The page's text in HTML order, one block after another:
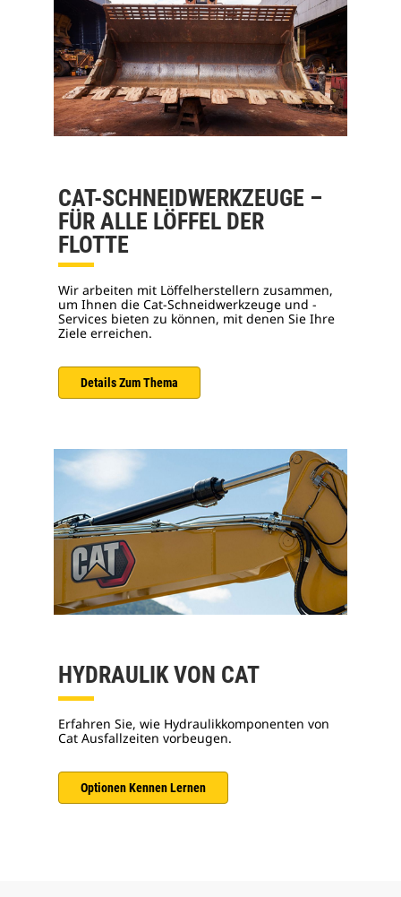
CAT-SCHNEIDWERKZEUGE –
FÜR ALLE LÖFFEL DER
FLOTTE
Wir arbeiten mit Löffelherstellern zusammen,
um Ihnen die Cat-Schneidwerkzeuge und -
Services bieten zu können, mit denen Sie Ihre
Ziele erreichen.
Details Zum Thema
HYDRAULIK VON CAT
Erfahren Sie, wie Hydraulikkomponenten von
Cat Ausfallzeiten vorbeugen.
Optionen Kennen Lernen